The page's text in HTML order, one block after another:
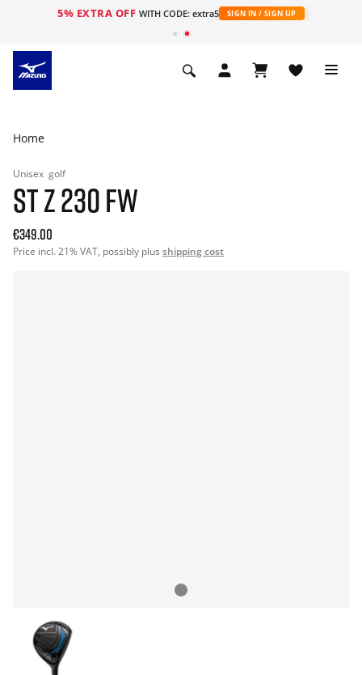
5% EXTRA OFF WITH CODE: extra5 SIGN IN / SIGN UP
Home
Unisex golf
ST Z 230 FW
€349.00
Price incl. 21% VAT, possibly plus shipping cost